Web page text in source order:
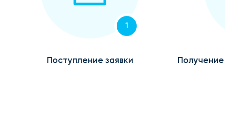
1
Поступление заявки